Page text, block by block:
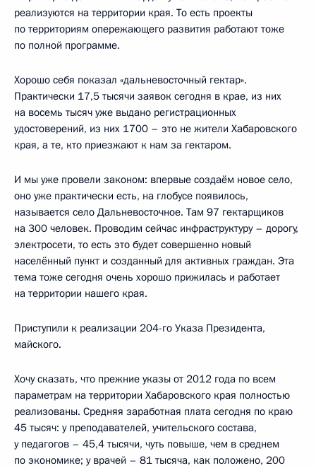
реализуются на территории края. То есть проекты
по территориям опережающего развития работают тоже
по полной программе.
Хорошо себя показал «дальневосточный гектар».
Практически 17,5 тысячи заявок сегодня в крае, из них
на восемь тысяч уже выдано регистрационных
удостоверений, из них 1700 – это не жители Хабаровского
края, а те, кто приезжают к нам за гектаром.
И мы уже провели законом: впервые создаём новое село,
оно уже практически есть, на глобусе появилось,
называется село Дальневосточное. Там 97 гектарщиков
на 300 человек. Проводим сейчас инфраструктуру – дорогу,
электросети, то есть это будет совершенно новый
населённый пункт и созданный для активных граждан. Эта
тема тоже сегодня очень хорошо прижилась и работает
на территории нашего края.
Приступили к реализации 204-го Указа Президента,
майского.
Хочу сказать, что прежние указы от 2012 года по всем
параметрам на территории Хабаровского края полностью
реализованы. Средняя заработная плата сегодня по краю
45 тысяч: у преподавателей, учительского состава,
у педагогов – 45,4 тысячи, чуть повыше, чем в среднем
по экономике; у врачей – 81 тысяча, как положено, 200